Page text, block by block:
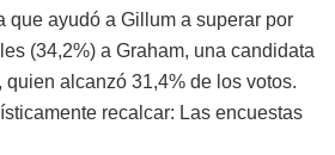
que ayudó a Gillum a superar por
(34,2%) a Graham, una candidata
quien alcanzó 31,4% de los votos.
recalcar: Las encuestas